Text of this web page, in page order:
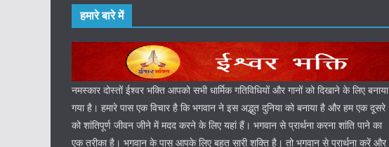
हमारे बारे में
नमस्कार दोस्तों ईश्वर भक्ति आपको सभी धार्मिक गतिविधियों और गानों को दिखाने के लिए बनाया
गया है। हमारे पास एक विचार है कि भगवान ने इस अद्भुत दुनिया को बनाया है और हम एक दूसरे
को शांतिपूर्ण जीवन जीने में मदद करने के लिए यहां हैं। भगवान से प्रार्थना करना शांति पाने का
एक तरीका है। भगवान के पास आपके लिए बहुत सारी शक्ति है। तो भगवान से प्रार्थना करें और